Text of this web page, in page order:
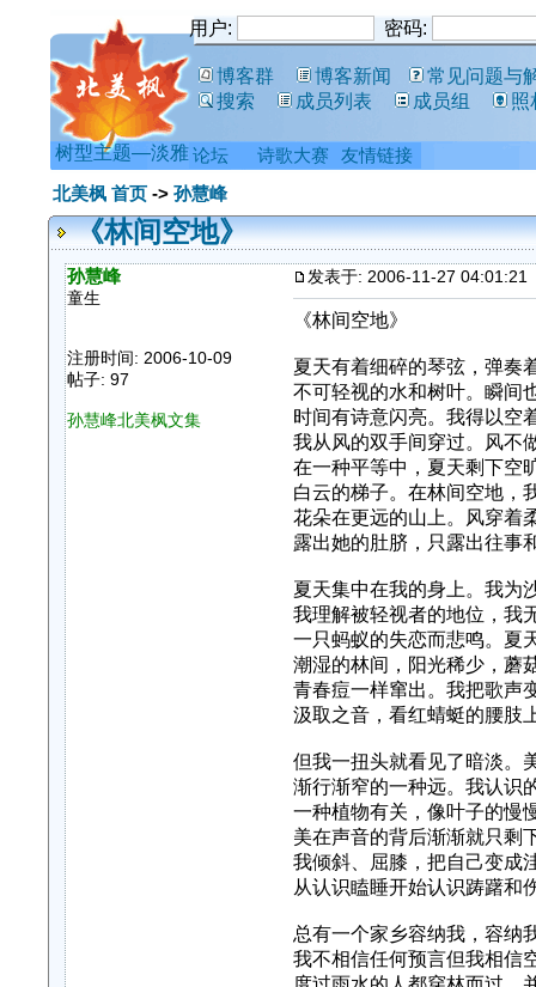
用户: 密码:
博客群 博客新闻
常见问题与
搜索
成员列表 成员组 照
树型主题—淡雅
北美枫 首页 -> 孙慧峰
《林间空地》
孙慧峰
童生
注册时间: 2006-10-09
帖子: 97
孙慧峰北美枫文集
发表于: 2006-11-27 04:01:21
《林间空地》
夏天有着细碎的琴弦，弹奏
不可轻视的水和树叶。瞬间
时间有诗意闪亮。我得以空
我从风的双手间穿过。风不
在一种平等中，夏天剩下空
白云的梯子。在林间空地，
花朵在更远的山上。风穿着
露出她的肚脐，只露出往事
夏天集中在我的身上。我为
我理解被轻视者的地位，我
一只蚂蚁的失恋而悲鸣。夏
潮湿的林间，阳光稀少，蘑
青春痘一样窜出。我把歌声
汲取之音，看红蜻蜓的腰肢
但我一扭头就看见了暗淡。
渐行渐窄的一种远。我认识
一种植物有关，像叶子的慢
美在声音的背后渐渐就只剩
我倾斜、屈膝，把自己变成
从认识瞌睡开始认识踌躇和
总有一个家乡容纳我，容纳
我不相信任何预言但我相信
论坛 诗歌大赛 友情链接